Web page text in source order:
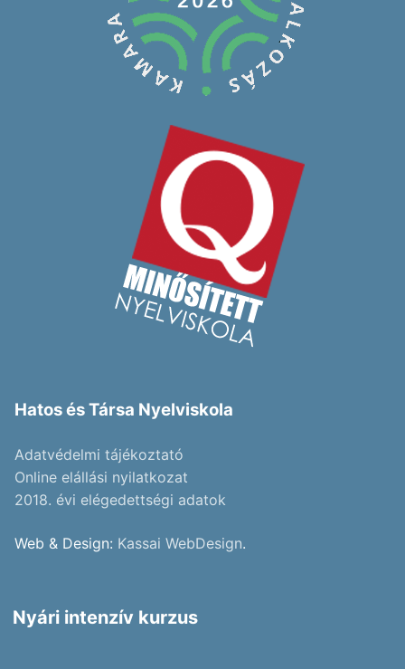
Hatos és Társa Nyelviskola
Adatvédelmi tájékoztató
Online elállási nyilatkozat
2018. évi elégedettségi adatok
Web & Design: Kassai WebDesign.
Nyári intenzív kurzus